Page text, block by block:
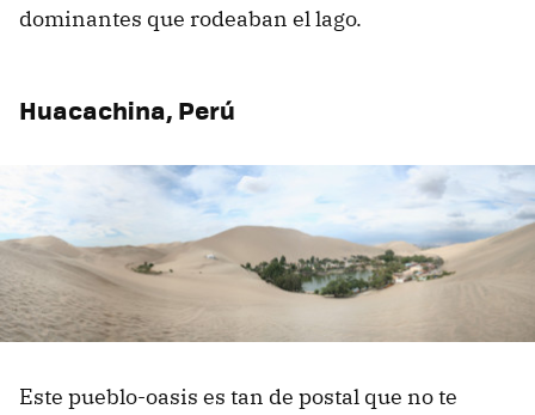
dominantes que rodeaban el lago.
Huacachina, Perú
Este pueblo-oasis es tan de postal que no te